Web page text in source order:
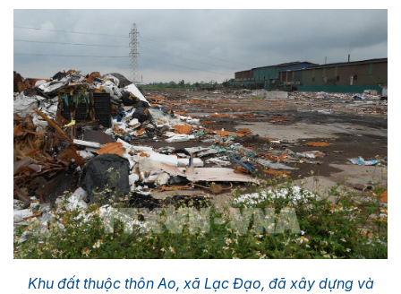
Khu đất thuộc thôn Ao, xã Lạc Đạo, đã xây dựng và